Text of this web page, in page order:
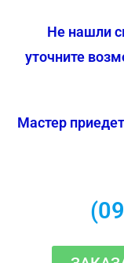
Не нашли
уточните
Мастер